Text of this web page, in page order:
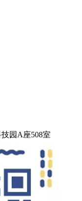
园A座508室